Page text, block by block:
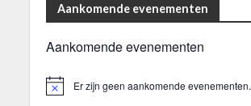
Aankomende evenementen
Aankomende evenementen
Er zijn geen aankomende evenementen.